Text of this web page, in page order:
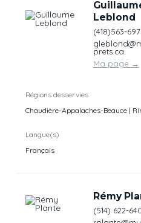
Leblond
(418)563-
prets.ca
Ma page →
Régions desservies
Chaudière-Appalaches-Beauce |
Langue(s)
Français
Rémy
(514) 622-